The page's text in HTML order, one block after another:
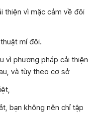
thiện vì mặc cảm về đôi
mí đôi.
vì phương pháp cải thiện
và tùy theo cơ sở
bạn không nên chỉ tập